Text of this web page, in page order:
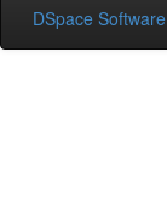
DSpace Software